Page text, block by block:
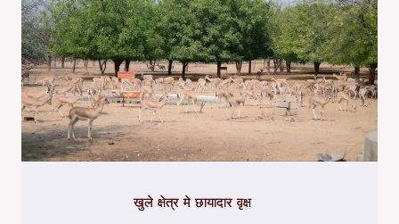
खुले क्षेत्र मे छायादार वृक्ष